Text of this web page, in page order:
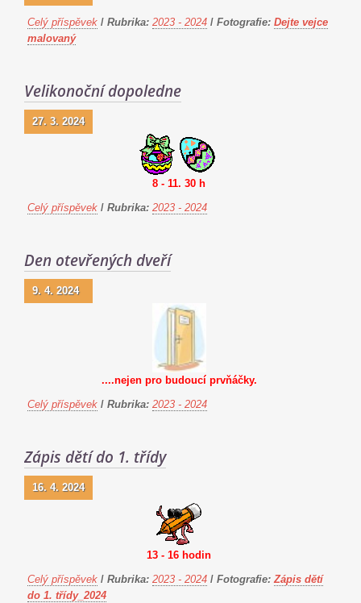
Celý příspěvek / Rubrika: 2023 - 2024 / Fotografie: Dejte vejce
malovaný
Velikonoční dopoledne
27. 3. 2024
8 - 11. 30 h
Celý příspěvek / Rubrika: 2023 - 2024
Den otevřených dveří
9. 4. 2024
....nejen pro budoucí prvňáčky.
Celý příspěvek / Rubrika: 2023 - 2024
Zápis dětí do 1. třídy
16. 4. 2024
13 - 16 hodin
Celý příspěvek / Rubrika: 2023 - 2024 / Fotografie: Zápis dětí
do 1. třídy_2024